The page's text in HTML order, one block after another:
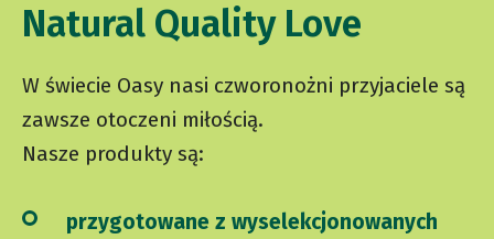
Natural Quality Love
W świecie Oasy nasi czworonożni przyjaciele są
zawsze otoczeni miłością.
Nasze produkty są:
przygotowane z wyselekcjonowanych